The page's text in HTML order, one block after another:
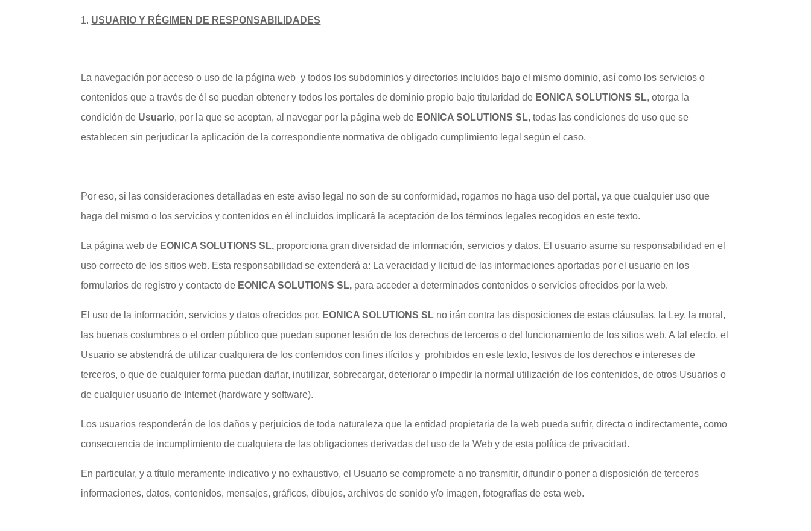
USUARIO Y RÉGIMEN DE RESPONSABILIDADES
La navegación por acceso o uso de la página web y todos los subdominios y directorios incluidos bajo el mismo dominio, así como los servicios o
contenidos que a través de él se puedan obtener y todos los portales de dominio propio bajo titularidad de EONICA SOLUTIONS SL, otorga la
condición de Usuario, por la que se aceptan, al navegar por la página web de EONICA SOLUTIONS SL, todas las condiciones de uso que se
establecen sin perjudicar la aplicación de la correspondiente normativa de obligado cumplimiento legal según el caso.
Por eso, si las consideraciones detalladas en este aviso legal no son de su conformidad, rogamos no haga uso del portal, ya que cualquier uso que
haga del mismo o los servicios y contenidos en él incluidos implicará la aceptación de los términos legales recogidos en este texto.
La página web de EONICA SOLUTIONS SL, proporciona gran diversidad de información, servicios y datos. El usuario asume su responsabilidad en el
uso correcto de los sitios web. Esta responsabilidad se extenderá a: La veracidad y licitud de las informaciones aportadas por el usuario en los
formularios de registro y contacto de EONICA SOLUTIONS SL, para acceder a determinados contenidos o servicios ofrecidos por la web.
El uso de la información, servicios y datos ofrecidos por, EONICA SOLUTIONS SL no irán contra las disposiciones de estas cláusulas, la Ley, la moral,
las buenas costumbres o el orden público que puedan suponer lesión de los derechos de terceros o del funcionamiento de los sitios web. A tal efecto, el
Usuario se abstendrá de utilizar cualquiera de los contenidos con fines ilícitos y prohibidos en este texto, lesivos de los derechos e intereses de
terceros, o que de cualquier forma puedan dañar, inutilizar, sobrecargar, deteriorar o impedir la normal utilización de los contenidos, de otros Usuarios o
de cualquier usuario de Internet (hardware y software).
Los usuarios responderán de los daños y perjuicios de toda naturaleza que la entidad propietaria de la web pueda sufrir, directa o indirectamente, como
consecuencia de incumplimiento de cualquiera de las obligaciones derivadas del uso de la Web y de esta política de privacidad.
En particular, y a título meramente indicativo y no exhaustivo, el Usuario se compromete a no transmitir, difundir o poner a disposición de terceros
informaciones, datos, contenidos, mensajes, gráficos, dibujos, archivos de sonido y/o imagen, fotografías de esta web.